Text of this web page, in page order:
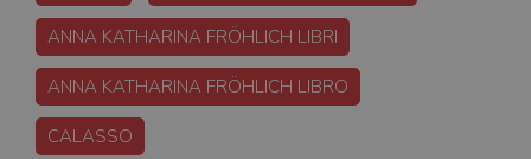
ANNA KATHARINA FRÖHLICH LIBRI
ANNA KATHARINA FRÖHLICH LIBRO
CALASSO